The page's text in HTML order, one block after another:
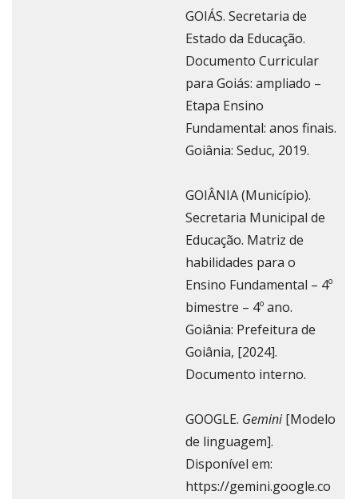
GOIÁS. Secretaria de
Estado da Educação.
Documento Curricular
para Goiás: ampliado –
Etapa Ensino
Fundamental: anos finais.
Goiânia: Seduc, 2019.
GOIÂNIA (Município).
Secretaria Municipal de
Educação. Matriz de
habilidades para o
Ensino Fundamental – 4º
bimestre – 4º ano.
Goiânia: Prefeitura de
Goiânia, [2024].
Documento interno.
GOOGLE. Gemini[Modelo
de linguagem].
Disponível em:
https://gemini.google.co